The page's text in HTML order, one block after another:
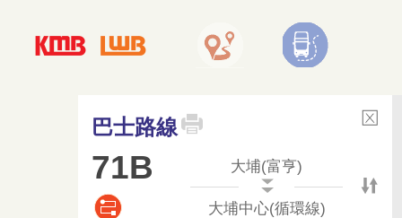
巴士路線
71B 大埔(富亨)
大埔中心(循環線)